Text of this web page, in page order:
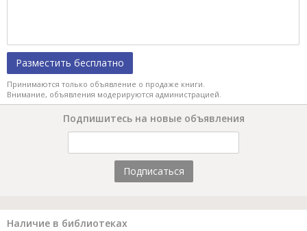
Разместить бесплатно
Принимаются только объявление о продаже книги.
Внимание, объявления модерируются администрацией.
Подпишитесь на новые объявления
Подписаться
Наличие в библиотеках